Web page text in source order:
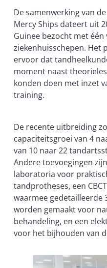
De samenwerking van
Mercy Ships dateert uit
Guinee bezocht met één
ziekenhuisschepen. Het
ervoor dat
moment naast
konden doen met inzet
training.
De recente uitbreiding
capaciteitsgroei van 4
van 10 naar 22
Andere toevoegingen
laboratoria voor
tandprotheses, een
waarmee gedetailleerde
worden gemaakt voor
behandeling, en een
voor het bijhouden van